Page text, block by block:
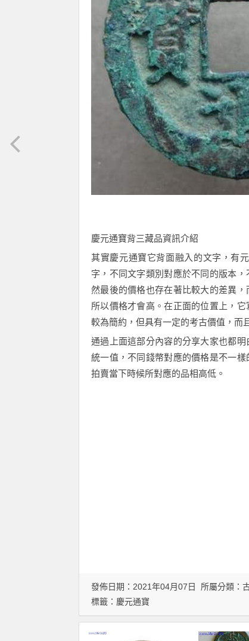
慶元通寶背三藏品資訊介紹
其實慶元通寶它背面融入的文字，有
字，不同文字類別對應於不同的版本，
然最後的價格也存在著比較大的差異，
所以價格才會高。在正面的位置上，
較為簡約，但具有一定的考古價值，而
通過上面這部分內容的分享大家也都明
統一值， 不同錢幣對應的價格是不一
拍賣當下時候所對應的品相高低 。
發佈日期：2021年04月07日 所屬分類：
標籤： 慶元通寶